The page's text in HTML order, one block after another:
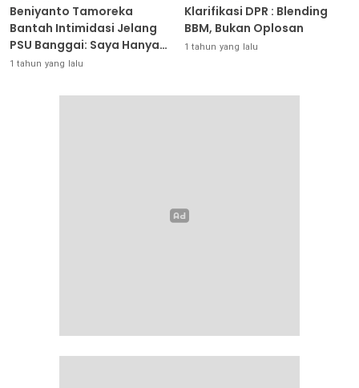
Beniyanto Tamoreka
Bantah Intimidasi Jelang
PSU Banggai: Saya Hanya
Ingin Redakan Suasana
1 tahun yang lalu
Klarifikasi DPR : Blending
BBM, Bukan Oplosan
1 tahun yang lalu